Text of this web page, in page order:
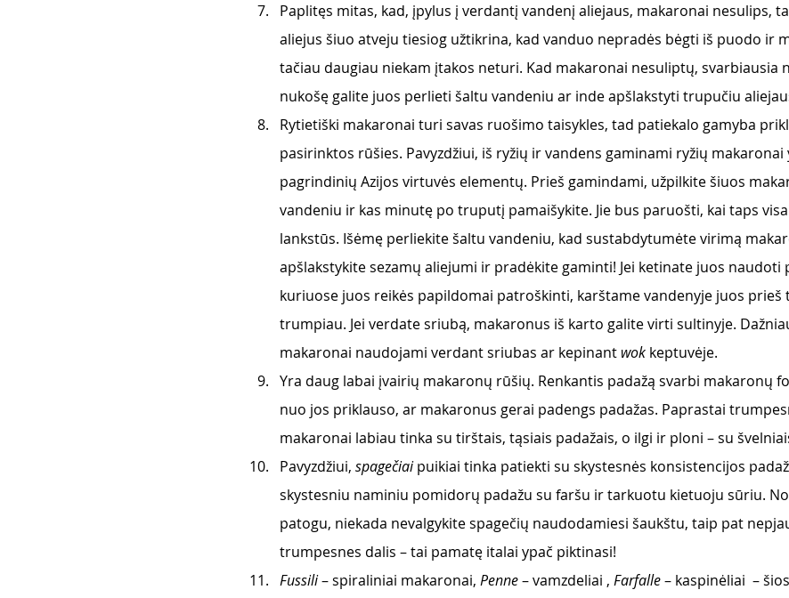
Paplitęs mitas, kad, įpylus į verdantį vandenį aliejaus, makaronai nesulips,
aliejus šiuo atveju tiesiog užtikrina, kad vanduo nepradės bėgti iš puodo ir
tačiau daugiau niekam įtakos neturi. Kad makaronai nesuliptų, svarbiausia
nukošę galite juos perlieti šaltu vandeniu ar inde apšlakstyti trupučiu
Rytietiški makaronai turi savas ruošimo taisykles, tad patiekalo gamyba
pasirinktos rūšies. Pavyzdžiui, iš ryžių ir vandens gaminami ryžių makaronai
pagrindinių Azijos virtuvės elementų. Prieš gamindami, užpilkite šiuos
vandeniu ir kas minutę po truputį pamaišykite. Jie bus paruošti, kai taps
lankstūs. Išėmę perliekite šaltu vandeniu, kad sustabdytumėte virimą
apšlakstykite sezamų aliejumi ir pradėkite gaminti! Jei ketinate juos naudoti
kuriuose juos reikės papildomai patroškinti, karštame vandenyje juos prieš
trumpiau. Jei verdate sriubą, makaronus iš karto galite virti sultinyje.
makaronai naudojami verdant sriubas ar kepinant wok keptuvėje.
Yra daug labai įvairių makaronų rūšių. Renkantis padažą svarbi makaronų
nuo jos priklauso, ar makaronus gerai padengs padažas. Paprastai
makaronai labiau tinka su tirštais, tąsiais padažais, o ilgi ir ploni – su
Pavyzdžiui, spagečiai puikiai tinka patiekti su skystesnės konsistencijos
skystesniu naminiu pomidorų padažu su faršu ir tarkuotu kietuoju sūriu.
patogu, niekada nevalgykite spagečių naudodamiesi šaukštu, taip pat
trumpesnes dalis – tai pamatę italai ypač piktinasi!
Fussili – spiraliniai makaronai, Penne – vamzdeliai , Farfalle – kaspinėliai  –